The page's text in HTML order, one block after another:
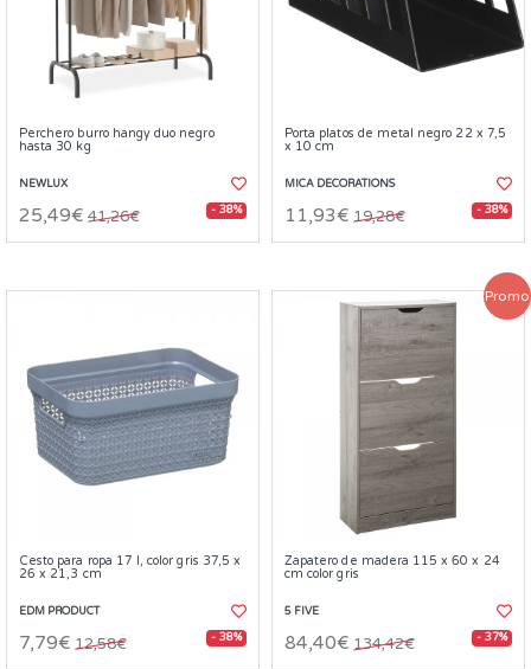
Perchero burro hangy duo negro
hasta 30 kg
NEWLUX
25,49€ 41,26€ - 38%
Porta platos de metal negro 22 x 7,5
x 10 cm
MICA DECORATIONS
11,93€ 19,28€ - 38%
Cesto para ropa 17 l, color gris 37,5 x
26 x 21,3 cm
EDM PRODUCT
7,79€ 12,58€ - 38%
Promo
Zapatero de madera 115 x 60 x 24
cm color gris
5 FIVE
84,40€ 134,42€ - 37%